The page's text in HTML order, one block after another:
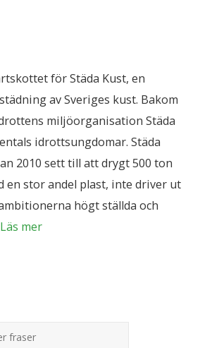
för Städa Kust, en
av Sveriges kust. Bakom
miljöorganisation Städa
idrottsungdomar. Städa
2010 sett till att drygt 500 ton
en stor andel plast, inte driver ut
högt ställda och
Läs mer